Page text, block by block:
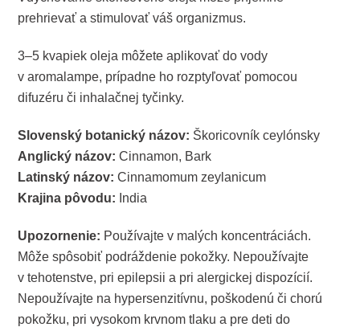
prehrievať a stimulovať váš organizmus.
3–5 kvapiek oleja môžete aplikovať do vody
v aromalampe, prípadne ho rozptyľovať pomocou
difuzéru či inhalačnej tyčinky.
Slovenský botanický názov: Škoricovník ceylónsky
Anglický názov: Cinnamon, Bark
Latinský názov: Cinnamomum zeylanicum
Krajina pôvodu: India
Upozornenie: Používajte v malých koncentráciách.
Môže spôsobiť podráždenie pokožky. Nepoužívajte
v tehotenstve, pri epilepsii a pri alergickej dispozícií.
Nepoužívajte na hypersenzitívnu, poškodenú či chorú
pokožku, pri vysokom krvnom tlaku a pre deti do